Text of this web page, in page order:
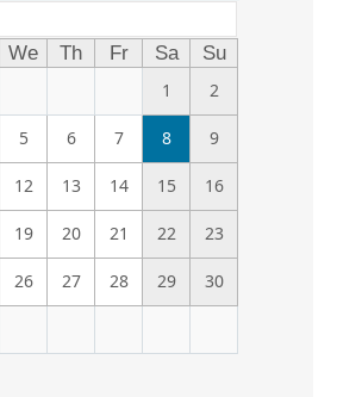
We Th Fr Sa
Su
1
2
5 6 7 8 9
12 13 14 15 16
19 20 21 22 23
26 27 28 29 30